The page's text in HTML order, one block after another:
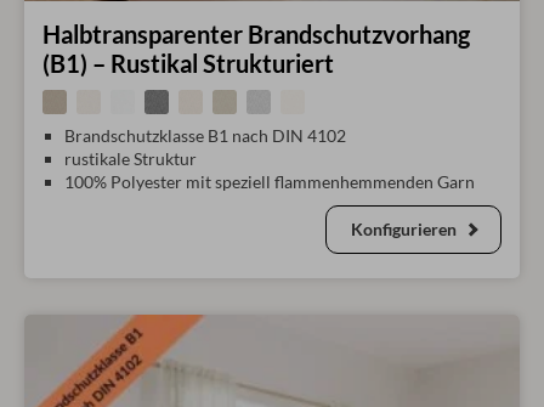
Halbtransparenter Brandschutzvorhang
(B1) – Rustikal Strukturiert
Brandschutzklasse B1 nach DIN 4102
rustikale Struktur
100% Polyester mit speziell flammenhemmenden Garn